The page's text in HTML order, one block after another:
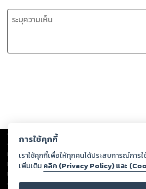
Copyright © 2026
ต่อผลงานหรือเนื้อหาใดที่อัปโหลดผ่านเว็บไซต์และปรา
ทรัพย์สินทางปัญญาของบุคคลอื่นหรือขัดต่อกฎหมายแ
ทุกท่านโปรดใช้วิจารณญาณในการกลั่นกรองด้วยตนเ
หนึ่งส่วนใดขัดต่อกฎหมายและศีลธรรม กรุณาแจ้งมายั
ดำเนินการในทันที ทั้งนี้ ทางสตอรี่ล็อกขอสงวนลิขสิ
การใช้คุกกี้
เราใช้คุกกี้เพื่อให้ทุกคนได้ประสบการณ์การ
เพิ่มเติม คลิก (Privacy Policy) และ